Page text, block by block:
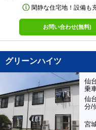
閑静な住宅地！設備
お問い合わせ(無料)
グリーンハイツ
仙
乗
仙
分/
宮